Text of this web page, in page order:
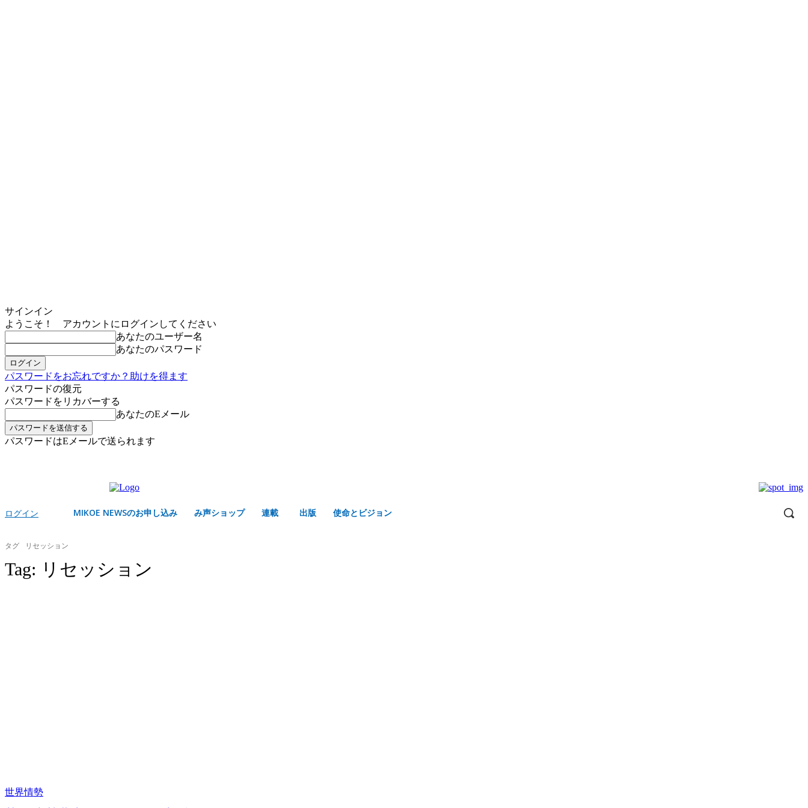
サインイン
ようこそ！ アカウントにログインしてください
あなたのユーザー名
あなたのパスワード
パスワードをお忘れですか？助けを得ます
パスワードの復元
パスワードをリカバーする
あなたのEメール
パスワードはEメールで送られます
ログイン MIKOE NEWSのお申し込み み声ショップ 連載 出版 使命とビジョン
タグ リセッション
Tag: リセッション
世界情勢